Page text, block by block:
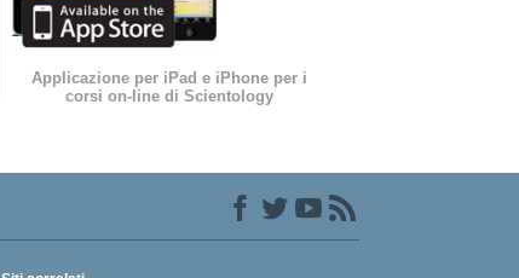
Applicazione per iPad e iPhone per i
corsi on-line di Scientology